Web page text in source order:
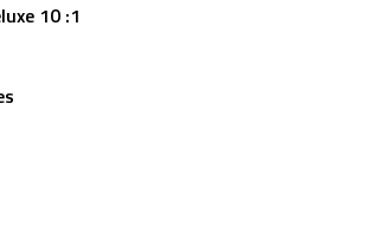
10 :1